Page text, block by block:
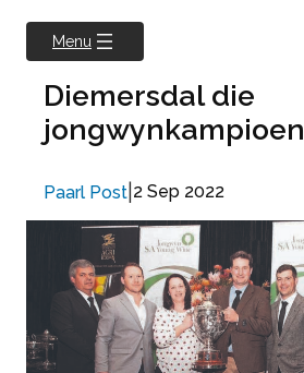
Menu
Diemersdal die
jongwynkampioen
Paarl Post 2 Sep 2022